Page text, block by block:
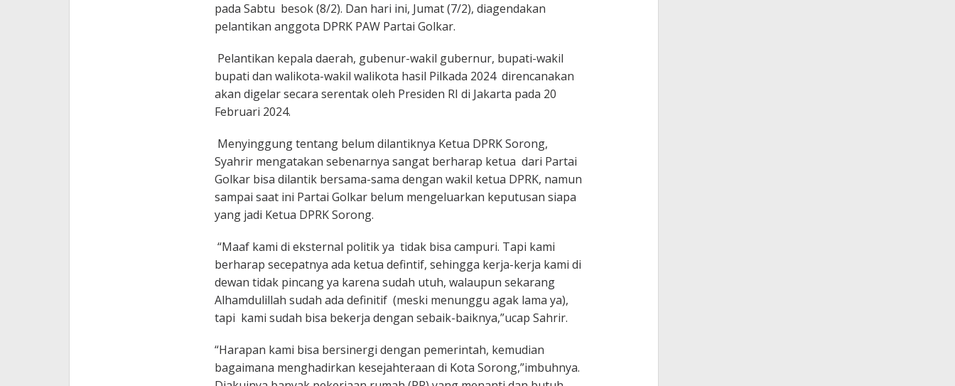
pada Sabtu besok (8/2). Dan hari ini, Jumat (7/2), diagendakan
pelantikan anggota DPRK PAW Partai Golkar.
Pelantikan kepala daerah, gubenur-wakil gubernur, bupati-wakil
bupati dan walikota-wakil walikota hasil Pilkada 2024 direncanakan
akan digelar secara serentak oleh Presiden RI di Jakarta pada 20
Februari 2024.
Menyinggung tentang belum dilantiknya Ketua DPRK Sorong,
Syahrir mengatakan sebenarnya sangat berharap ketua dari Partai
Golkar bisa dilantik bersama-sama dengan wakil ketua DPRK, namun
sampai saat ini Partai Golkar belum mengeluarkan keputusan siapa
yang jadi Ketua DPRK Sorong.
“Maaf kami di eksternal politik ya tidak bisa campuri. Tapi kami
berharap secepatnya ada ketua defintif, sehingga kerja-kerja kami di
dewan tidak pincang ya karena sudah utuh, walaupun sekarang
Alhamdulillah sudah ada definitif (meski menunggu agak lama ya),
tapi kami sudah bisa bekerja dengan sebaik-baiknya,”ucap Sahrir.
“Harapan kami bisa bersinergi dengan pemerintah, kemudian
bagaimana menghadirkan kesejahteraan di Kota Sorong,”imbuhnya.